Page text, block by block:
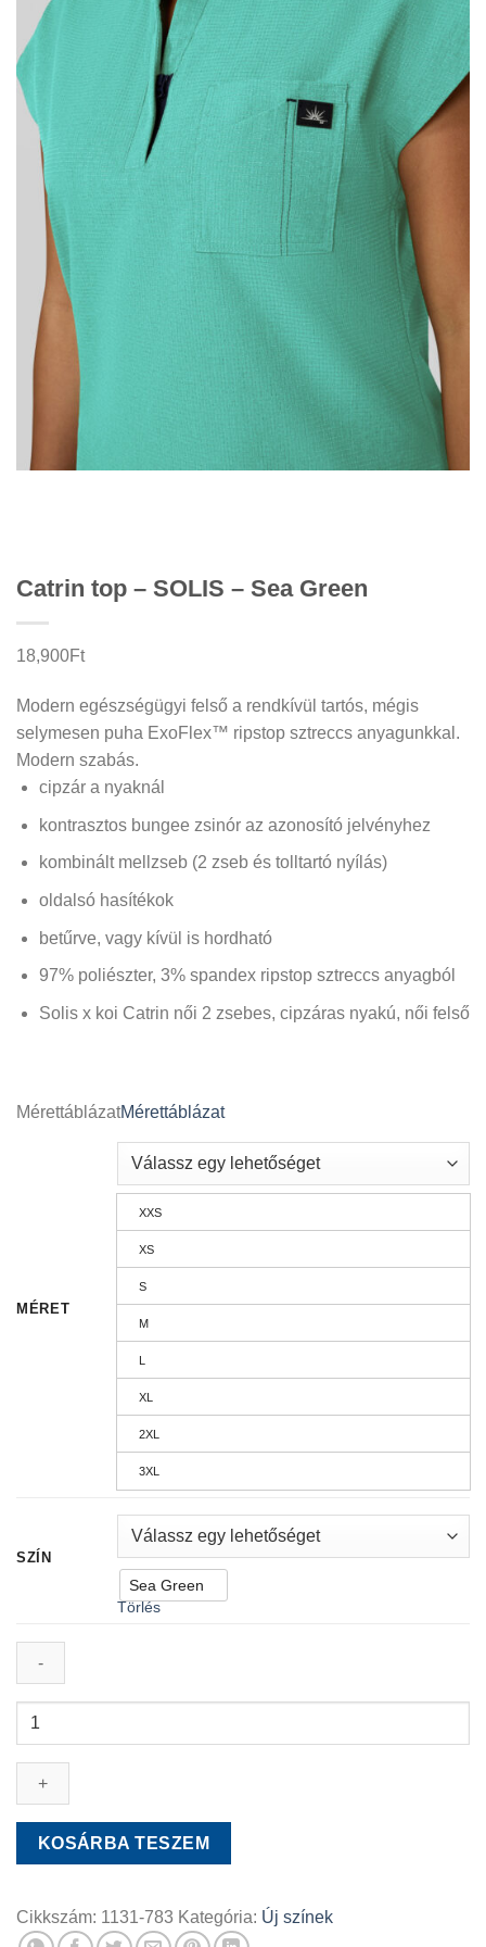
Catrin top – SOLIS – Sea Green
18,900Ft
Modern egészségügyi felső a rendkívül tartós, mégis
selymesen puha ExoFlex™ ripstop sztreccs anyagunkkal.
Modern szabás.
cipzár a nyaknál
kontrasztos bungee zsinór az azonosító jelvényhez
kombinált mellzseb (2 zseb és tolltartó nyílás)
oldalsó hasítékok
betűrve, vagy kívül is hordható
97% poliészter, 3% spandex ripstop sztreccs anyagból
Solis x koi Catrin női 2 zsebes, cipzáras nyakú, női felső
MérettáblázatMérettáblázat
MÉRET
XXS
XS
S
M
L
XL
2XL
3XL
SZÍN
Sea Green
Törlés
Catrin
-
SOLIS
Sea
Green
KOSÁRBA TESZEM
Cikkszám: 1131-783 Kategória: Új színek